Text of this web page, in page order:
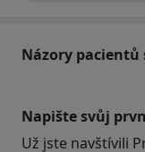
Názory pacientů
Napište svůj
Už jste navštívili